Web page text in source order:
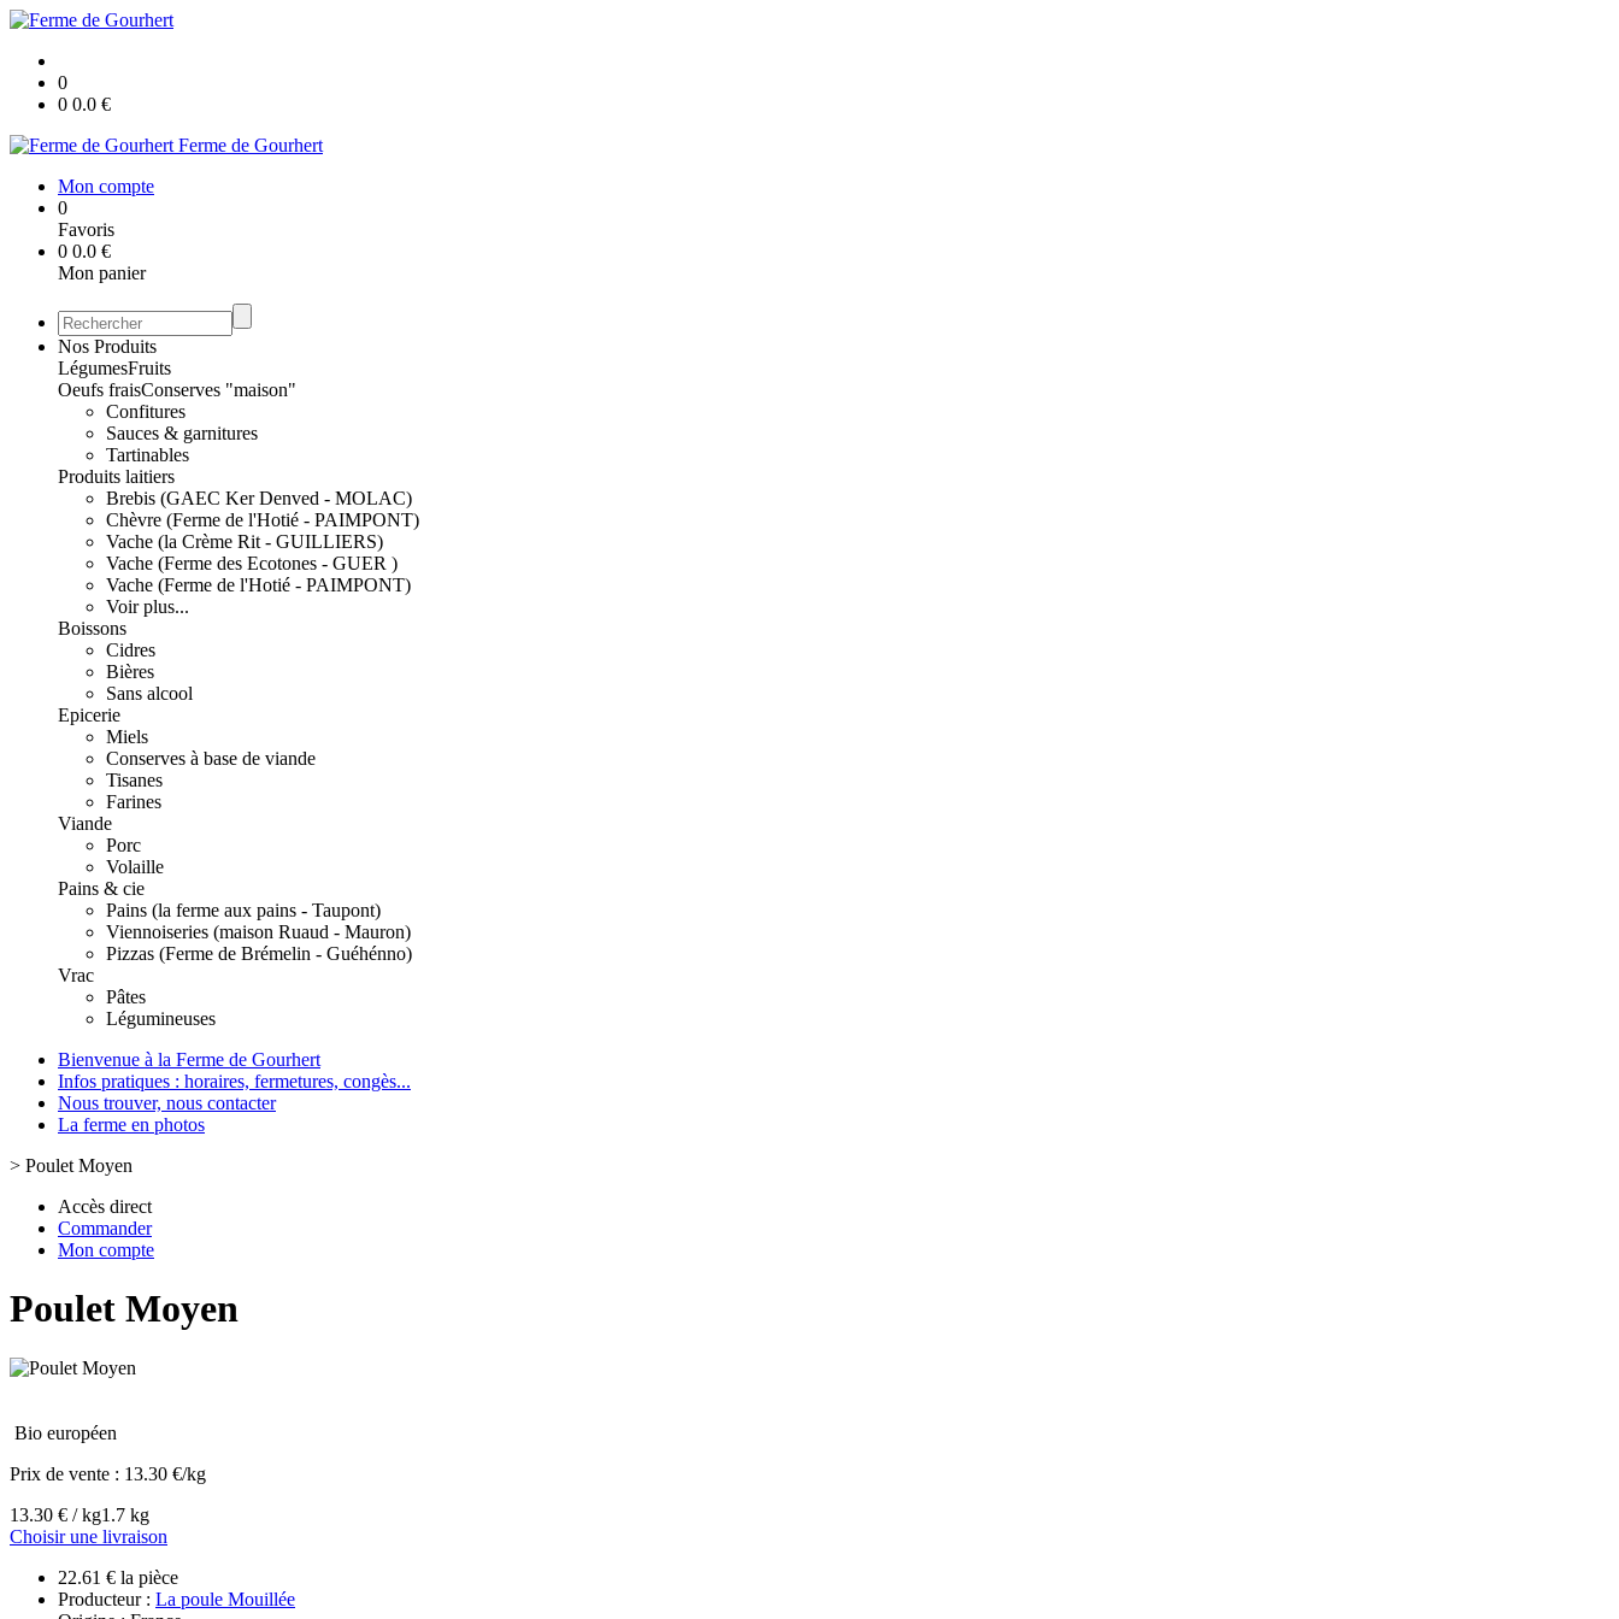
0
0 0.0 €
Ferme de Gourhert
Mon compte
0
Favoris
0 0.0 €
Mon panier
Nos Produits
LégumesFruits
Oeufs fraisConserves "maison"
Confitures
Sauces & garnitures
Tartinables
Produits laitiers
Brebis (GAEC Ker Denved - MOLAC)
Chèvre (Ferme de l'Hotié - PAIMPONT)
Vache (la Crème Rit - GUILLIERS)
Vache (Ferme des Ecotones - GUER )
Vache (Ferme de l'Hotié - PAIMPONT)
Voir plus...
Boissons
Cidres
Bières
Sans alcool
Epicerie
Miels
Conserves à base de viande
Tisanes
Farines
Viande
Porc
Volaille
Pains & cie
Pains (la ferme aux pains - Taupont)
Viennoiseries (maison Ruaud - Mauron)
Pizzas (Ferme de Brémelin - Guéhénno)
Vrac
Pâtes
Légumineuses
Bienvenue à la Ferme de Gourhert
Infos pratiques : horaires, fermetures, congès...
Nous trouver, nous contacter
La ferme en photos
> Poulet Moyen
Accès direct
Commander
Mon compte
Poulet Moyen
Bio européen
Prix de vente : 13.30 €/kg
13.30 € / kg1.7 kg
Choisir une livraison
22.61 € la pièce
Producteur : La poule Mouillée